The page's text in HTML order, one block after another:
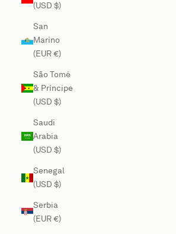
(USD $)
San
Marino
(EUR €)
São Tomé
& Príncipe
(USD $)
Saudi
Arabia
(USD $)
Senegal
(USD $)
Serbia
(EUR €)